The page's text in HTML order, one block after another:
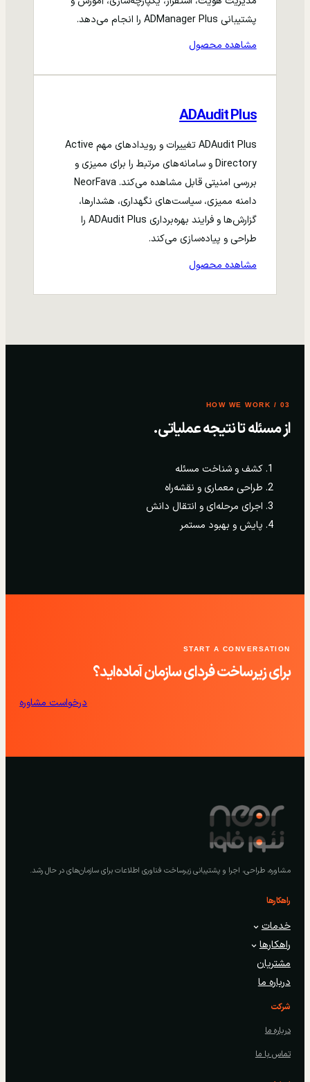
پشتیبانی ADManager Plus را انجام می‌دهد.
مشاهده محصول
ADAudit Plus
ADAudit Plus تغییرات و رویدادهای مهم Active
Directory و سامانه‌های مرتبط را برای ممیزی و
بررسی امنیتی قابل مشاهده می‌کند. NeorFava
دامنه ممیزی، سیاست‌های نگهداری، هشدارها،
گزارش‌ها و فرایند بهره‌برداری ADAudit Plus را
طراحی و پیاده‌سازی می‌کند.
مشاهده محصول
03 / HOW WE WORK
از مسئله تا نتیجه عملیاتی.
کشف و شناخت مسئله
طراحی معماری و نقشه‌راه
اجرای مرحله‌ای و انتقال دانش
پایش و بهبود مستمر
START A CONVERSATION
برای زیرساخت فردای سازمان آماده‌اید؟
درخواست مشاوره
مشاوره، طراحی، اجرا و پشتیبانی زیرساخت فناوری اطلاعات برای سازمان‌های در حال رشد.
راهکارها
خدمات
راهکارها
مشتریان
درباره ما
شرکت
درباره ما
تماس با ما